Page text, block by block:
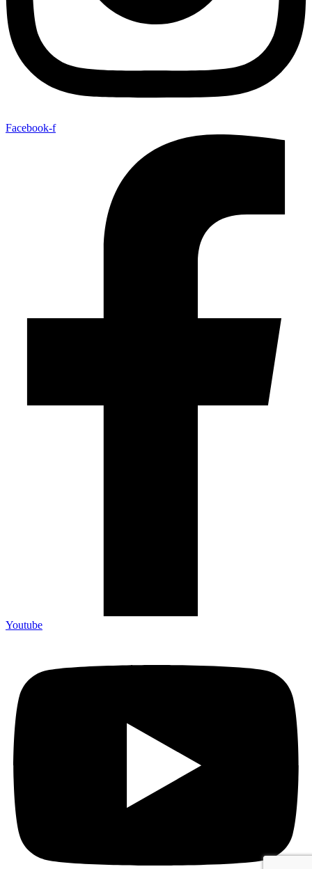
Facebook-f
Youtube